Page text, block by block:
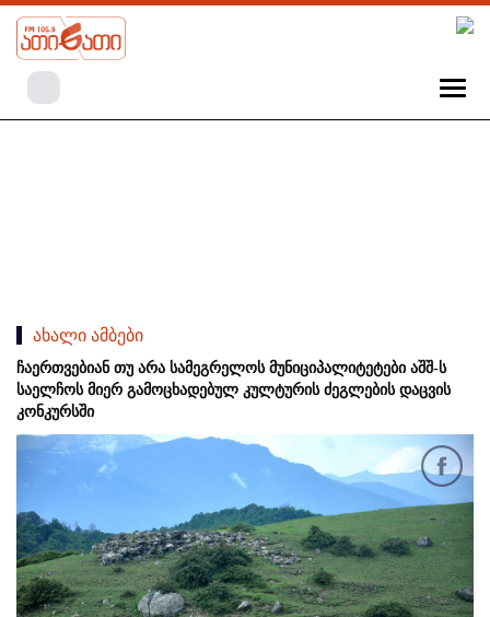
ახალი ამბები
ჩაერთვებიან თუ არა სამეგრელოს მუნიციპალიტეტები აშშ-ს
საელჩოს მიერ გამოცხადებულ კულტურის ძეგლების დაცვის
კონკურსში